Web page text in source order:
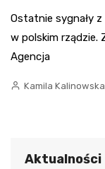
Ostatnie sygnały
w polskim rządzie.
Agencja
Kamila Kalinowska
Aktualności